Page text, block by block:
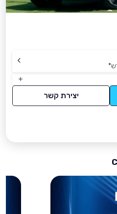
*
יצירת קשר